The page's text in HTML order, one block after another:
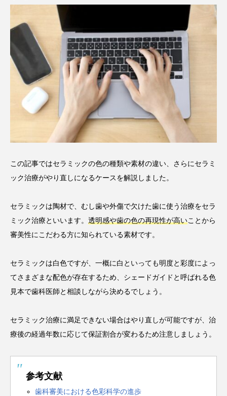
この記事ではセラミックの色の種類や素材の違い、さらにセラミ
ック治療がやり直しになるケースを解説しました。
セラミックは陶材で、むし歯や外傷で欠けた歯に使う治療をセラ
ミック治療といいます。 透明感や歯の色の再現性が高いことから
審美性にこだわる方に知られている素材です。
セラミックは白色ですが、一概に白といっても明度と彩度によっ
てさまざまな配色が存在するため、シェードガイドと呼ばれる色
見本で歯科医師と相談しながら決めるでしょう。
セラミック治療に満足できない場合はやり直しが可能ですが、治
療後の経過年数に応じて保証割合が変わるため注意しましょう。
参考文献
歯科審美における色彩科学の進歩